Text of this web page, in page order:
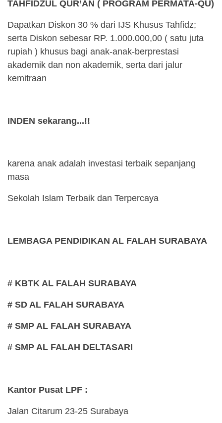
TAHFIDZUL QUR’AN ( PROGRAM PERMATA-QU)
Dapatkan Diskon 30 % dari IJS Khusus Tahfidz;
serta Diskon sebesar RP. 1.000.000,00 ( satu juta
rupiah ) khusus bagi anak-anak-berprestasi
akademik dan non akademik, serta dari jalur
kemitraan
INDEN sekarang...!!
karena anak adalah investasi terbaik sepanjang
masa
Sekolah Islam Terbaik dan Terpercaya
LEMBAGA PENDIDIKAN AL FALAH SURABAYA
# KBTK AL FALAH SURABAYA
# SD AL FALAH SURABAYA
# SMP AL FALAH SURABAYA
# SMP AL FALAH DELTASARI
Kantor Pusat LPF :
Jalan Citarum 23-25 Surabaya